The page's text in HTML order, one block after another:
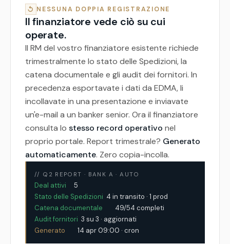
↺ NESSUNA DOPPIA REGISTRAZIONE
Il finanziatore vede ciò su cui
operate.
Il RM del vostro finanziatore esistente richiede
trimestralmente lo stato delle Spedizioni, la
catena documentale e gli audit dei fornitori. In
precedenza esportavate i dati da EDMA, li
incollavate in una presentazione e inviavate
un'e-mail a un banker senior. Ora il finanziatore
consulta lo stesso record operativo nel
proprio portale. Report trimestrale? Generato
automaticamente. Zero copia-incolla.
// Q2 REPORT · BANK A · AUTO
Deal attivi
Stato delle Spedizioni
Catena documentale
Audit fornitori
Generato
        14 apr 09:00 · cron